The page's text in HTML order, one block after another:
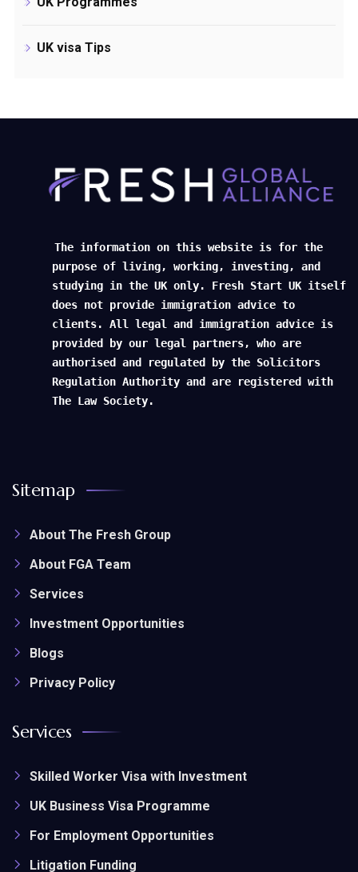
UK visa Tips
The information on this website is for the
purpose of living, working, investing, and
studying in the UK only. Fresh Start UK itself
does not provide immigration advice to
clients. All legal and immigration advice is
provided by our legal partners, who are
authorised and regulated by the Solicitors
Regulation Authority and are registered with
The Law Society.
Sitemap
About The Fresh Group
About FGA Team
Services
Investment Opportunities
Blogs
Privacy Policy
Services
Skilled Worker Visa with Investment
UK Business Visa Programme
For Employment Opportunities
Litigation Funding